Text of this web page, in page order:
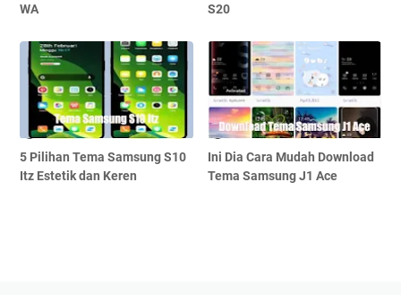
WA
S20
5 Pilihan Tema Samsung S10
Itz Estetik dan Keren
Ini Dia Cara Mudah Download
Tema Samsung J1 Ace